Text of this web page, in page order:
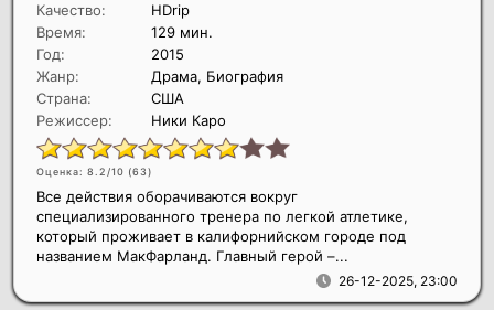
Качество:
HDrip
Время:
129 мин.
Год:
2015
Жанр:
Драма, Биография
Страна:
США
Режиссер:
Ники Каро
Оценка: 8.2/10 (63)
26-12-2025, 23:00
Все действия оборачиваются вокруг
специализированного тренера по легкой атлетике,
который проживает в калифорнийском городе под
названием МакФарланд. Главный герой –...